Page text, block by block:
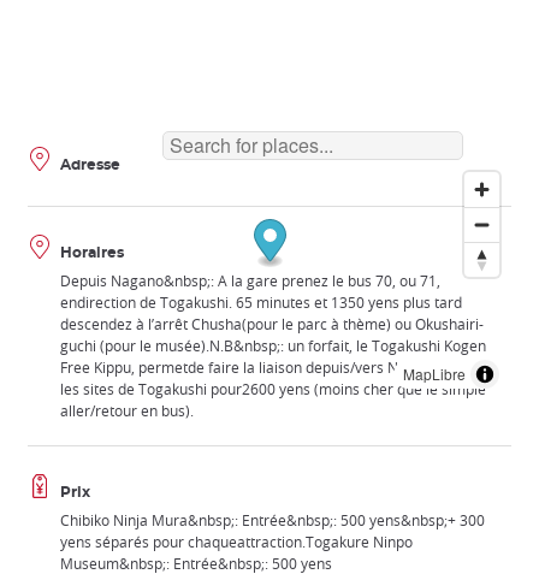
MapLibre
Adresse
Horaires
Depuis Nagano&nbsp;: A la gare prenez le bus 70, ou 71,
endirection de Togakushi. 65 minutes et 1350 yens plus tard
descendez à l’arrêt Chusha(pour le parc à thème) ou Okushairi-
guchi (pour le musée).N.B&nbsp;: un forfait, le Togakushi Kogen
Free Kippu, permetde faire la liaison depuis/vers Nagano et entre
les sites de Togakushi pour2600 yens (moins cher que le simple
aller/retour en bus).
Prix
Chibiko Ninja Mura&nbsp;: Entrée&nbsp;: 500 yens&nbsp;+ 300
yens séparés pour chaqueattraction.Togakure Ninpo
Museum&nbsp;: Entrée&nbsp;: 500 yens